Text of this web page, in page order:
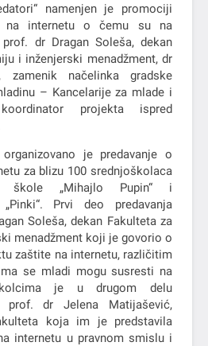
namenjen je promociji
na internetu o čemu su na
dr Dragan Soleša, dekan
i inženjerski menadžment, dr
zamenik načelinka gradske
– Kancelarije za mlade i
projekta ispred
je predavanje o
za blizu 100 srednjoškolaca
škole „Mihajlo Pupin“ i
Prvi deo predavanja
Soleša, dekan Fakulteta za
menadžment koji je govorio o
zaštite na internetu, različitim
se mladi mogu susresti na
je u drugom delu
prof. dr Jelena Matijašević,
koja im je predstavila
internetu u pravnom smislu i